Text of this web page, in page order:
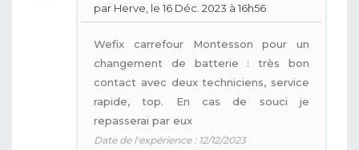
par Herve, le 16 Déc. 2023 à 16h56
Wefix carrefour Montesson pour un
changement de batterie : très bon
contact avec deux techniciens, service
rapide, top. En cas de souci je
repasserai par eux
Date de l'expérience : 12/12/2023